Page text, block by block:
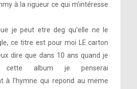
à la rigueur ce qui m’intéresse
je peut etre deg qu’elle ne le
ce titre est pour moi LE carton
dire que dans 10 ans quand je
cette album je penserai
à l’hymne qui repond au meme